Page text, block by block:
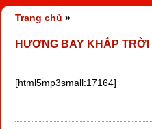
Trang chủ »
HƯƠNG BAY KHẮP TRỜI
[html5mp3small:17164]